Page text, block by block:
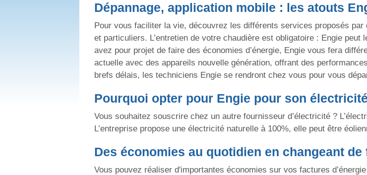
Dépannage, application mobile : les atouts
Pour vous faciliter la vie, découvrez les différents services proposés
et particuliers. L’entretien de votre chaudière est obligatoire : Engie
avez pour projet de faire des économies d’énergie, Engie vous fera
actuelle avec des appareils nouvelle génération, offrant des
brefs délais, les techniciens Engie se rendront chez vous pour vous
Pourquoi opter pour Engie pour son
Vous souhaitez souscrire chez un autre fournisseur d’électricité ?
L’entreprise propose une électricité naturelle à 100%, elle peut être
Des économies au quotidien en changeant
Vous pouvez réaliser d'importantes économies sur vos factures